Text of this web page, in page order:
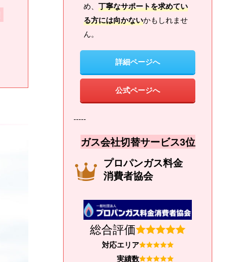
め、 丁寧なサポートを求めてい
る方には向かないかもしれませ
ん。
詳細ページへ
公式ページへ
-----
ガス会社切替サービス3位
プロパンガス料金
消費者協会
総合評価
対応エリア
実績数